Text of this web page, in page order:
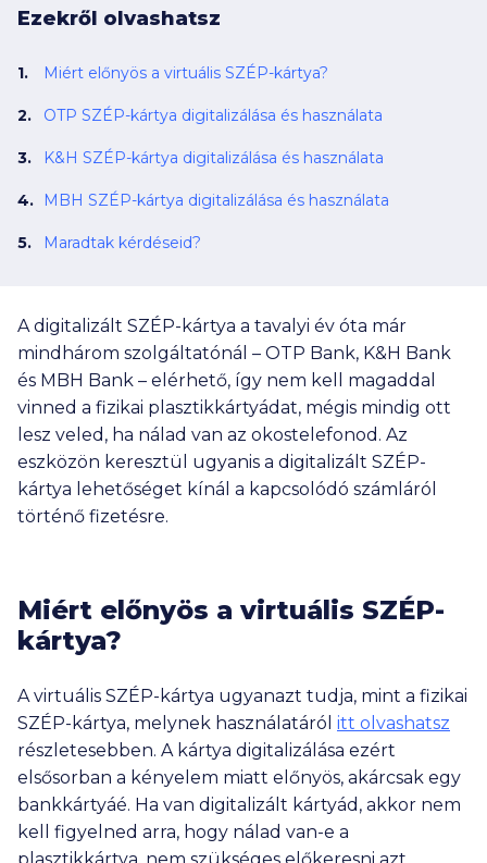
Ezekről olvashatsz
Miért előnyös a virtuális SZÉP-kártya?
OTP SZÉP-kártya digitalizálása és használata
K&H SZÉP-kártya digitalizálása és használata
MBH SZÉP-kártya digitalizálása és használata
Maradtak kérdéseid?
A digitalizált SZÉP-kártya a tavalyi év óta már
mindhárom szolgáltatónál – OTP Bank, K&H Bank
és MBH Bank – elérhető, így nem kell magaddal
vinned a fizikai plasztikkártyádat, mégis mindig ott
lesz veled, ha nálad van az okostelefonod. Az
eszközön keresztül ugyanis a digitalizált SZÉP-
kártya lehetőséget kínál a kapcsolódó számláról
történő fizetésre.
Miért előnyös a virtuális SZÉP-
kártya?
A virtuális SZÉP-kártya ugyanazt tudja, mint a fizikai
SZÉP-kártya, melynek használatáról itt olvashatsz
részletesebben. A kártya digitalizálása ezért
elsősorban a kényelem miatt előnyös, akárcsak egy
bankkártyáé. Ha van digitalizált kártyád, akkor nem
kell figyelned arra, hogy nálad van-e a